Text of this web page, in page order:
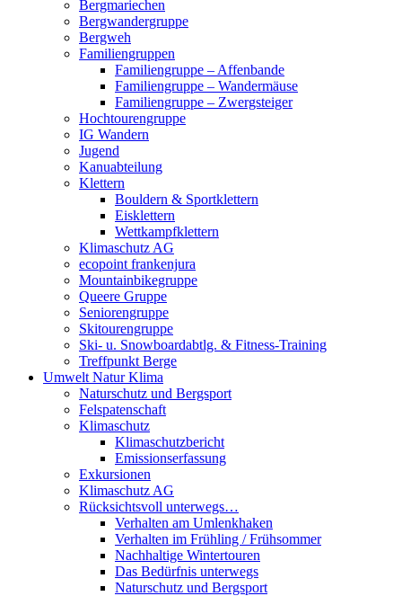
Bergmariechen
Bergwandergruppe
Bergweh
Familiengruppen
Familiengruppe – Affenbande
Familiengruppe – Wandermäuse
Familiengruppe – Zwergsteiger
Hochtourengruppe
IG Wandern
Jugend
Kanuabteilung
Klettern
Bouldern & Sportklettern
Eisklettern
Wettkampfklettern
Klimaschutz AG
ecopoint frankenjura
Mountainbikegruppe
Queere Gruppe
Seniorengruppe
Skitourengruppe
Ski- u. Snowboardabtlg. & Fitness-Training
Treffpunkt Berge
Umwelt Natur Klima
Naturschutz und Bergsport
Felspatenschaft
Klimaschutz
Klimaschutzbericht
Emissionserfassung
Exkursionen
Klimaschutz AG
Rücksichtsvoll unterwegs…
Verhalten am Umlenkhaken
Verhalten im Frühling / Frühsommer
Nachhaltige Wintertouren
Das Bedürfnis unterwegs
Naturschutz und Bergsport